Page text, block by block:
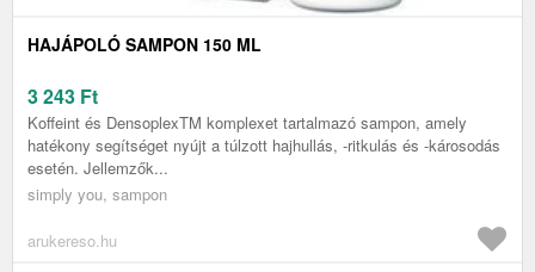
HAJÁPOLÓ SAMPON 150 ML
3 243 Ft
Koffeint és DensoplexTM komplexet tartalmazó sampon, amely
hatékony segítséget nyújt a túlzott hajhullás, -ritkulás és -károsodás
esetén. Jellemzők...
simply you, sampon
arukereso.hu